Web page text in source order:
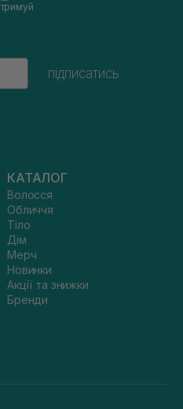
підписатись
КАТАЛОГ
Волосся
Обличчя
Тіло
Дім
Мерч
Новинки
Акції та знижки
Бренди